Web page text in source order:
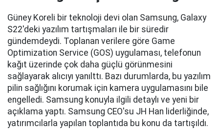
Güney Koreli bir teknoloji devi olan Samsung, Galaxy
S22'deki yazılım tartışmaları ile bir süredir
gündemdeydi. Toplanan verilere göre Game
Optimization Service (GOS) uygulaması, telefonun
kağıt üzerinde çok daha güçlü görünmesini
sağlayarak alıcıyı yanılttı. Bazı durumlarda, bu yazılım
pilin sağlığını korumak için kamera uygulamasını bile
engelledi. Samsung konuyla ilgili detaylı ve yeni bir
açıklama yaptı. Samsung CEO'su JH Han liderliğinde,
yatırımcılarla yapılan toplantıda bu konu da tartışıldı.